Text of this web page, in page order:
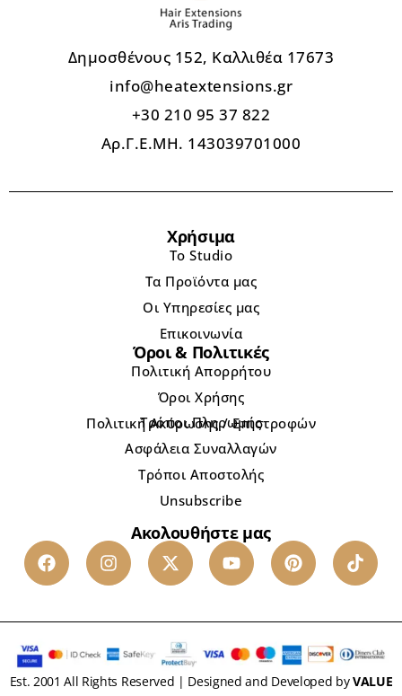
Δημοσθένους 152, Καλλιθέα 17673
info@heatextensions.gr
+30 210 95 37 822
Αρ.Γ.Ε.ΜΗ. 143039701000
Χρήσιμα
Το Studio
Τα Προϊόντα μας
Οι Υπηρεσίες μας
Επικοινωνία
Όροι & Πολιτικές
Πολιτική Απορρήτου
Όροι Χρήσης
Πολιτική Ακύρωσης / Επιστροφών
Τρόποι Πληρωμής
Ασφάλεια Συναλλαγών
Τρόποι Αποστολής
Unsubscribe
Ακολουθήστε μας
Est. 2001 All Rights Reserved | Designed and Developed byVALUE